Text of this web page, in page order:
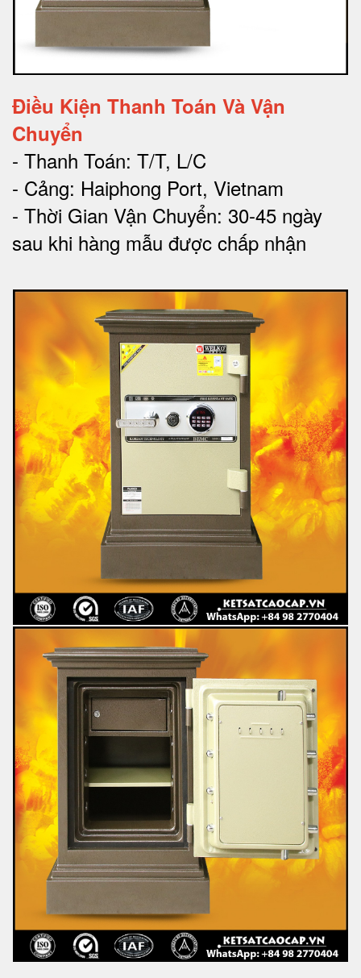
Điều Kiện Thanh Toán Và Vận
Chuyển
- Thanh Toán: T/T, L/C
- Cảng: Haiphong Port, Vietnam
- Thời Gian Vận Chuyển: 30-45 ngày
sau khi hàng mẫu được chấp nhận